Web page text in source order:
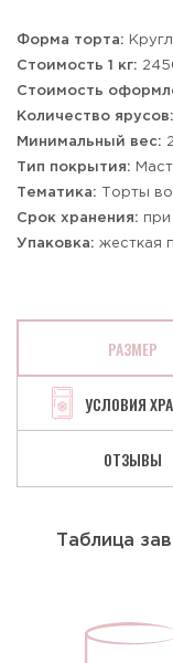
Форма торта:
Стоимость 1 кг:
Стоимость
Количество ярусов:
Минимальный вес: 2
Тип покрытия:
Тематика: Торты
Срок хранения: при
Упаковка: жесткая
РАЗМЕР
УСЛОВИЯ
ОТЗЫВЫ
Таблица